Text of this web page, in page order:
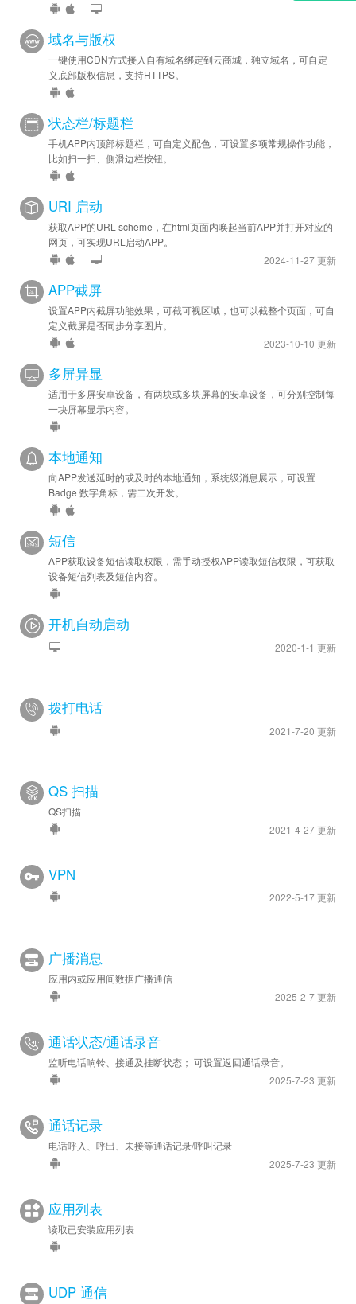
|
域名与版权
一键使用CDN方式接入自有域名绑定到云商城，独立域名，可自定
义底部版权信息，支持HTTPS。
状态栏/标题栏
手机APP内顶部标题栏，可自定义配色，可设置多项常规操作功能，
比如扫一扫、侧滑边栏按钮。
URI 启动
获取APP的URL scheme，在html页面内唤起当前APP并打开对应的
网页，可实现URL启动APP。
|
2024-11-27 更新
APP截屏
设置APP内截屏功能效果，可截可视区域，也可以截整个页面，可自
定义截屏是否同步分享图片。
2023-10-10 更新
多屏异显
适用于多屏安卓设备，有两块或多块屏幕的安卓设备，可分别控制每
一块屏幕显示内容。
本地通知
向APP发送延时的或及时的本地通知，系统级消息展示，可设置
Badge 数字角标，需二次开发。
短信
APP获取设备短信读取权限，需手动授权APP读取短信权限，可获取
设备短信列表及短信内容。
开机自动启动
2020-1-1 更新
拨打电话
2021-7-20 更新
QS 扫描
QS扫描
2021-4-27 更新
VPN
2022-5-17 更新
广播消息
应用内或应用间数据广播通信
2025-2-7 更新
通话状态/通话录音
监听电话响铃、接通及挂断状态； 可设置返回通话录音。
2025-7-23 更新
通话记录
电话呼入、呼出、未接等通话记录/呼叫记录
2025-7-23 更新
应用列表
读取已安装应用列表
UDP 通信